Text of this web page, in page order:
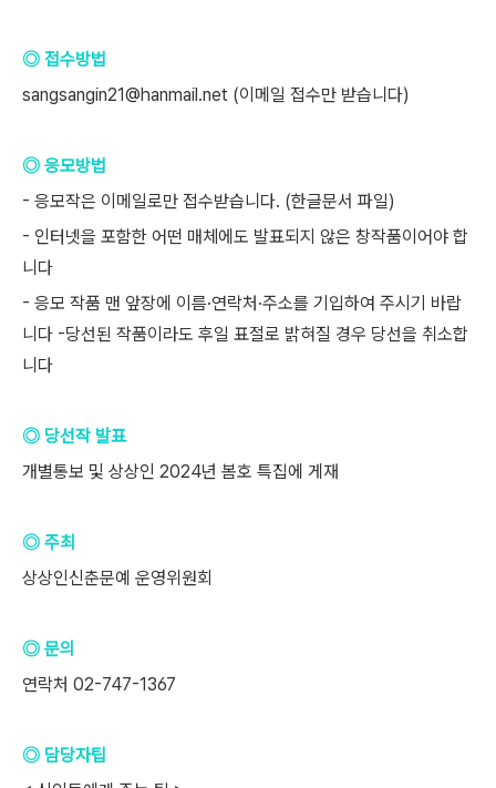
◎ 접수방법
sangsangin21@hanmail.net (이메일 접수만 받습니다)
◎ 응모방법
- 응모작은 이메일로만 접수받습니다. (한글문서 파일)
- 인터넷을 포함한 어떤 매체에도 발표되지 않은 창작품이어야 합
니다
- 응모 작품 맨 앞장에 이름·연락처·주소를 기입하여 주시기 바랍
니다 -당선된 작품이라도 후일 표절로 밝혀질 경우 당선을 취소합
니다
◎ 당선작 발표
개별통보 및 상상인 2024년 봄호 특집에 게재
◎ 주최
상상인신춘문예 운영위원회
◎ 문의
연락처 02-747-1367
◎ 담당자팁